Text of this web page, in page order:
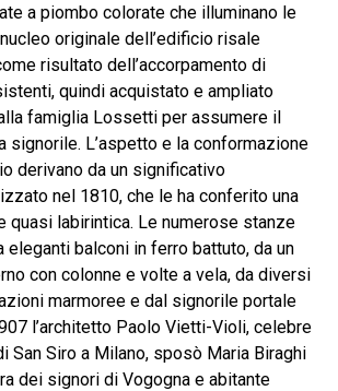
a piombo colorate che illuminano le
originale dell’edificio risale
risultato dell’accorpamento di
quindi acquistato e ampliato
famiglia Lossetti per assumere il
signorile. L’aspetto e la conformazione
derivano da un significativo
nel 1810, che le ha conferito una
quasi labirintica. Le numerose stanze
eleganti balconi in ferro battuto, da un
con colonne e volte a vela, da diversi
marmoree e dal signorile portale
l’architetto Paolo Vietti-Violi, celebre
San Siro a Milano, sposò Maria Biraghi
dei signori di Vogogna e abitante